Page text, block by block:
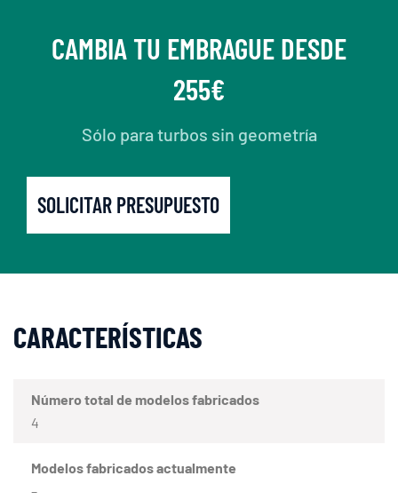
CAMBIA TU EMBRAGUE DESDE
255€
Sólo para turbos sin geometría
SOLICITAR PRESUPUESTO
CARACTERÍSTICAS
Número total de modelos fabricados
4
Modelos fabricados actualmente
–